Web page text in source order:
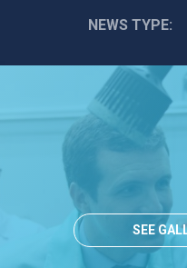
NEWS TYPE
SEE